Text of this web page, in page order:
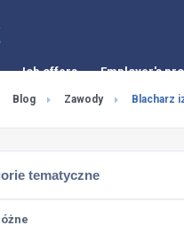
Job offers Employer's
Blog Zawody Blacharz
tematyczne